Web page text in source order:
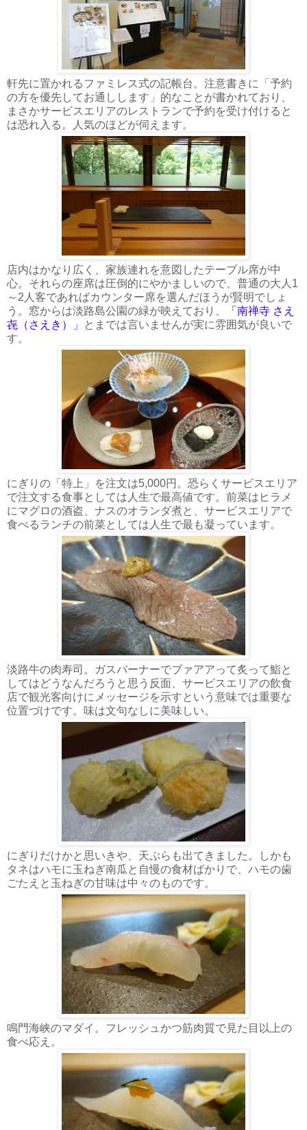
軒先に置かれるファミレス式の記帳台。注意書きに「予約
の方を優先してお通しします」的なことが書かれており、
まさかサービスエリアのレストランで予約を受け付けると
は恐れ入る。人気のほどが伺えます。
店内はかなり広く、家族連れを意図したテーブル席が中
心。それらの座席は圧倒的にやかましいので、普通の大人1
～2人客であればカウンター席を選んだほうが賢明でしょ
う。窓からは淡路島公園の緑が映えており、
「南禅寺 さえ
㐂（さえき）」
とまでは言いませんが実に雰囲気が良いで
す。
にぎりの「特上」を注文は5,000円。恐らくサービスエリア
で注文する食事としては人生で最高値です。前菜はヒラメ
にマグロの酒盗、ナスのオランダ煮と、サービスエリアで
食べるランチの前菜としては人生で最も凝っています。
淡路牛の肉寿司。ガスバーナーでブァアアって炙って鮨と
してはどうなんだろうと思う反面、サービスエリアの飲食
店で観光客向けにメッセージを示すという意味では重要な
位置づけです。味は文句なしに美味しい。
にぎりだけかと思いきや、天ぷらも出てきました。しかも
タネはハモに玉ねぎ南瓜と自慢の食材ばかりで、ハモの歯
ごたえと玉ねぎの甘味は中々のものです。
鳴門海峡のマダイ。フレッシュかつ筋肉質で見た目以上の
食べ応え。